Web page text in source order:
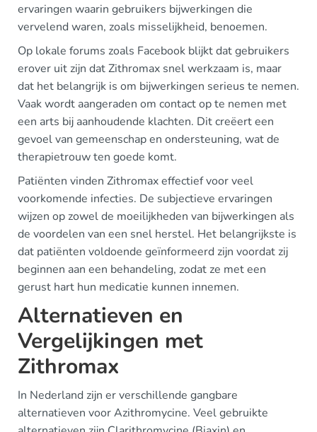
ervaringen waarin gebruikers bijwerkingen die
vervelend waren, zoals misselijkheid, benoemen.
Op lokale forums zoals Facebook blijkt dat gebruikers
erover uit zijn dat Zithromax snel werkzaam is, maar
dat het belangrijk is om bijwerkingen serieus te nemen.
Vaak wordt aangeraden om contact op te nemen met
een arts bij aanhoudende klachten. Dit creëert een
gevoel van gemeenschap en ondersteuning, wat de
therapietrouw ten goede komt.
Patiënten vinden Zithromax effectief voor veel
voorkomende infecties. De subjectieve ervaringen
wijzen op zowel de moeilijkheden van bijwerkingen als
de voordelen van een snel herstel. Het belangrijkste is
dat patiënten voldoende geïnformeerd zijn voordat zij
beginnen aan een behandeling, zodat ze met een
gerust hart hun medicatie kunnen innemen.
Alternatieven en
Vergelijkingen met
Zithromax
In Nederland zijn er verschillende gangbare
alternatieven voor Azithromycine. Veel gebruikte